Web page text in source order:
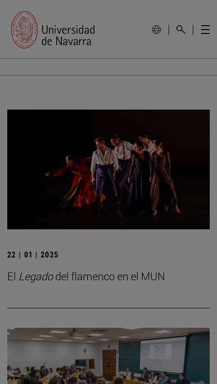
22 | 01 | 2025
El Legadodel flamenco en el MUN